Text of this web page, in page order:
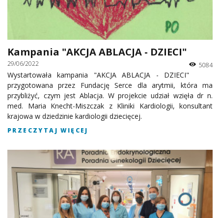
Kampania "AKCJA ABLACJA - DZIECI"
29/06/2022 5084
Wystartowała kampania "AKCJA ABLACJA - DZIECI"
przygotowana przez Fundację Serce dla arytmii, która ma
przybliżyć, czym jest Ablacja. W projekcie udział wzięła dr n.
med. Maria Knecht-Miszczak z Kliniki Kardiologii, konsultant
krajowa w dziedzinie kardiologii dziecięcej.
PRZECZYTAJ WIĘCEJ